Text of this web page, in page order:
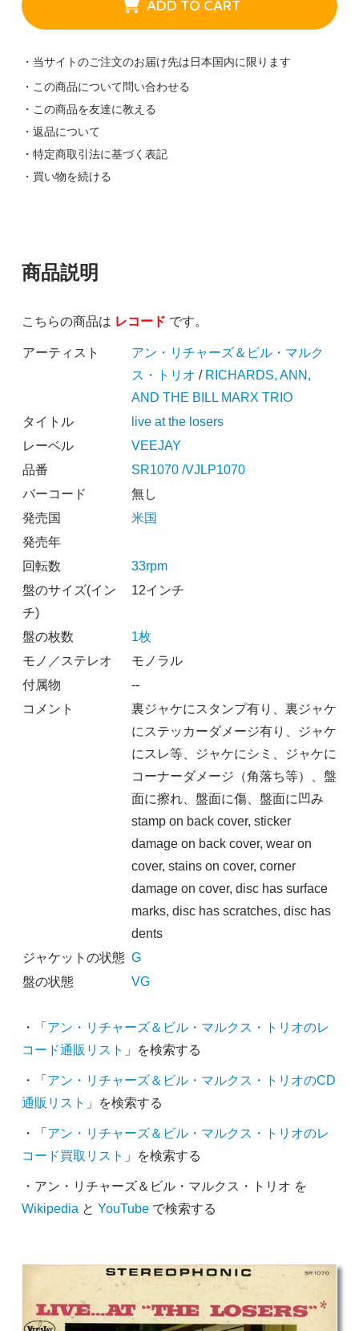
ADD TO CART
・当サイトのご注文のお届け先は日本国内に限ります
・この商品について問い合わせる
・この商品を友達に教える
・返品について
・特定商取引法に基づく表記
・買い物を続ける
商品説明
こちらの商品は レコード です。
アーティスト
アン・リチャーズ＆ビル・マルク
ス・トリオ / RICHARDS, ANN,
AND THE BILL MARX TRIO
タイトル
live at the losers
レーベル
VEEJAY
品番
SR1070 /VJLP1070
バーコード
無し
発売国
米国
発売年
回転数
33rpm
盤のサイズ(イン
チ)
12インチ
盤の枚数
1枚
モノ／ステレオ
モノラル
付属物
--
コメント
裏ジャケにスタンプ有り、裏ジャケ
にステッカーダメージ有り、ジャケ
にスレ等、ジャケにシミ、ジャケに
コーナーダメージ（角落ち等）、盤
面に擦れ、盤面に傷、盤面に凹み
stamp on back cover, sticker
damage on back cover, wear on
cover, stains on cover, corner
damage on cover, disc has surface
marks, disc has scratches, disc has
dents
ジャケットの状態 G
盤の状態
VG
・「 アン・リチャーズ＆ビル・マルクス・トリオのレ
コード通販リスト 」を検索する
・「 アン・リチャーズ＆ビル・マルクス・トリオのCD
通販リスト 」を検索する
・「 アン・リチャーズ＆ビル・マルクス・トリオのレ
コード買取リスト 」を検索する
・アン・リチャーズ＆ビル・マルクス・トリオ を
Wikipedia と YouTubeで検索する